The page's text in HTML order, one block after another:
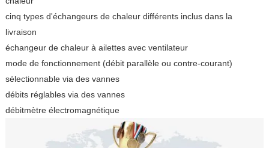
cinq types d'échangeurs de chaleur différents inclus dans la
livraison
échangeur de chaleur à ailettes avec ventilateur
mode de fonctionnement (débit parallèle ou contre-courant)
sélectionnable via des vannes
débits réglables via des vannes
débitmètre électromagnétique